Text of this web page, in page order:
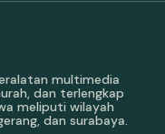
multimedia
dan terlengkap
meliputi wilayah
dan surabaya.